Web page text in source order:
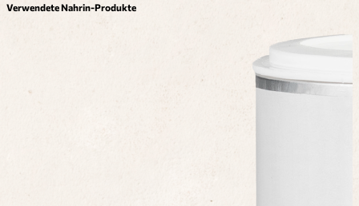
Verwendete Nahrin-Produkte